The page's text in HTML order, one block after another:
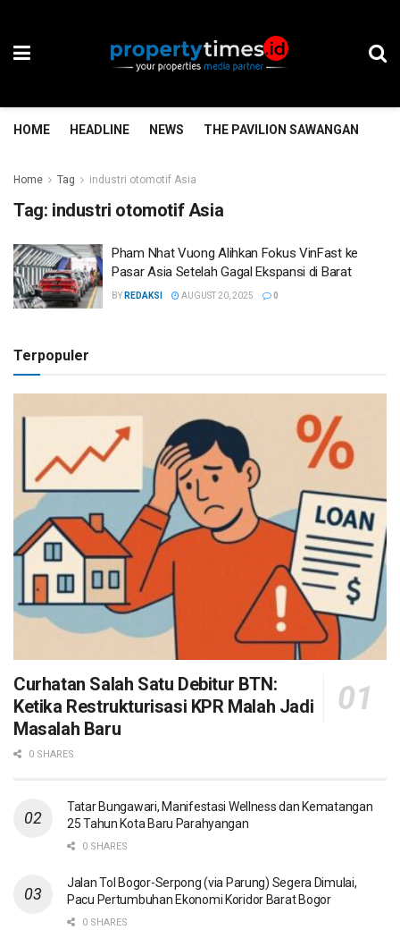
HOME HEADLINE NEWS THE PAVILION SAWANGAN
Home Tag industri otomotif Asia
Tag: industri otomotif Asia
Pham Nhat Vuong Alihkan Fokus VinFast ke
Pasar Asia Setelah Gagal Ekspansi di Barat
BY REDAKSI AUGUST 20, 2025 0
Terpopuler
Curhatan Salah Satu Debitur BTN:
Ketika Restrukturisasi KPR Malah Jadi
Masalah Baru
0 SHARES
Tatar Bungawari, Manifestasi Wellness dan Kematangan
25 Tahun Kota Baru Parahyangan
0 SHARES
Jalan Tol Bogor-Serpong (via Parung) Segera Dimulai,
Pacu Pertumbuhan Ekonomi Koridor Barat Bogor
0 SHARES